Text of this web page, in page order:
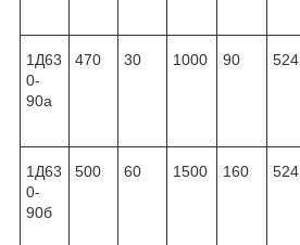
1Д63
0-
90а
470 30 1000 90 524
1Д63
0-
90б
500 60 1500 160 524